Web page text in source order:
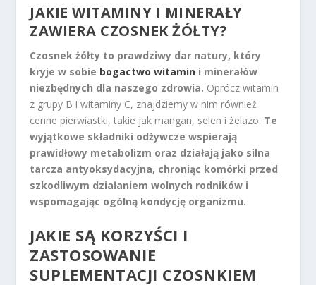
JAKIE WITAMINY I MINERAŁY
ZAWIERA CZOSNEK ŻÓŁTY?
Czosnek żółty to prawdziwy dar natury, który
kryje w sobie bogactwo witamin i minerałów
niezbędnych dla naszego zdrowia. Oprócz witamin
z grupy B i witaminy C, znajdziemy w nim również
cenne pierwiastki, takie jak mangan, selen i żelazo. Te
wyjątkowe składniki odżywcze wspierają
prawidłowy metabolizm oraz działają jako silna
tarcza antyoksydacyjna, chroniąc komórki przed
szkodliwym działaniem wolnych rodników i
wspomagając ogólną kondycję organizmu.
JAKIE SĄ KORZYŚCI I
ZASTOSOWANIE
SUPLEMENTACJI CZOSNKIEM